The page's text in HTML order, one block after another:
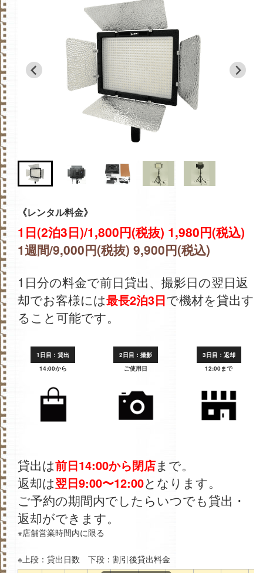
《レンタル料金》
1日(2泊3日)/1,800円(税抜) 1,980円(税込)
1週間/9,000円(税抜) 9,900円(税込)
1日分の料金で前日貸出、撮影日の翌日返
却でお客様には最長2泊3日で機材を貸出す
ること可能です。
1日目：貸出
14:00から
2日目：撮影
ご使用日
3日目：返却
12:00まで
貸出は前日14:00から閉店まで。
返却は翌日9:00〜12:00となります。
ご予約の期間内でしたらいつでも貸出・
返却ができます。
※店舗営業時間内に限る
※上段：貸出日数 下段：割引後貸出料金